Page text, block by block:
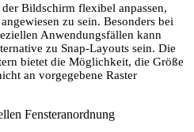
Bildschirm flexibel anpassen,
zu sein. Besonders bei
Anwendungsfällen kann
zu Snap-Layouts sein. Die
bietet die Möglichkeit, die Größe
an vorgegebene Raster
Fensteranordnung